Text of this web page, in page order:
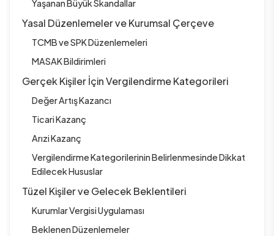
Yaşanan Büyük Skandallar
Yasal Düzenlemeler ve Kurumsal Çerçeve
TCMB ve SPK Düzenlemeleri
MASAK Bildirimleri
Gerçek Kişiler İçin Vergilendirme Kategorileri
Değer Artış Kazancı
Ticari Kazanç
Arızi Kazanç
Vergilendirme Kategorilerinin Belirlenmesinde Dikkat
Edilecek Hususlar
Tüzel Kişiler ve Gelecek Beklentileri
Kurumlar Vergisi Uygulaması
Beklenen Düzenlemeler